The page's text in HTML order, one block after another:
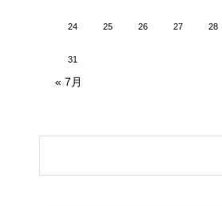
24 25 26 27 28
31
« 7月